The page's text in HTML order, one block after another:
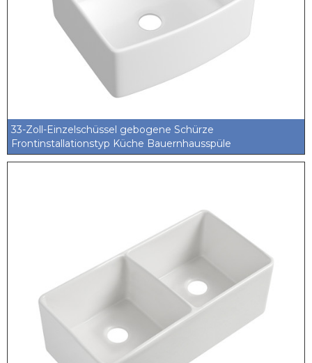
33-Zoll-Einzelschüssel gebogene Schürze
Frontinstallationstyp Küche Bauernhausspüle